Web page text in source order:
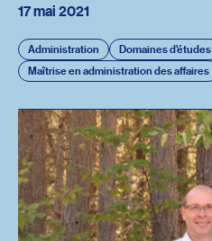
17 mai 2021
Administration
Domaines d'études
Maîtrise en administration des affaires